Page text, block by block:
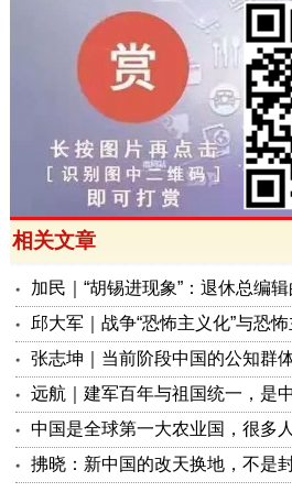
相关文章
张志坤｜当前阶段中国的公知群
远航｜建军百年与祖国统一，是
拂晓：新中国的改天换地，不是